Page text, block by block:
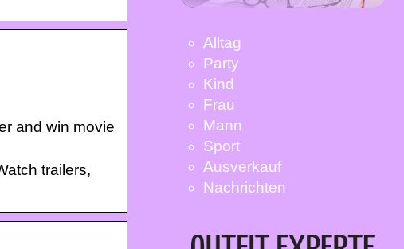
and win movie
trailers,
Alltag
Party
Kind
Frau
Mann
Sport
Ausverkauf
Nachrichten